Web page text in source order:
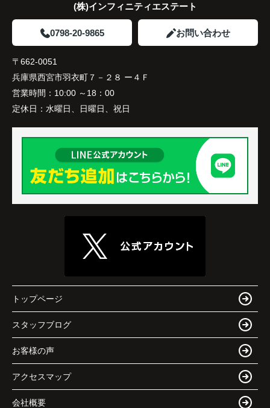
家族全員にとって、将来を見据えた良い選択だった
(株)インフィニティエステート
0798-20-9865 お問い合わせ
〒662-0051
兵庫県西宮市羽衣町７－２８ ー４Ｆ
営業時間： 10:00 ～18：00
定休日： 水曜日、日曜日、祝日
トップページ
スタッフブログ
お客様の声
アクセスマップ
会社概要